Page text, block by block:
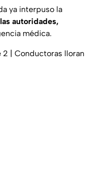
ya interpuso la
autoridades,
médica.
| Conductoras lloran